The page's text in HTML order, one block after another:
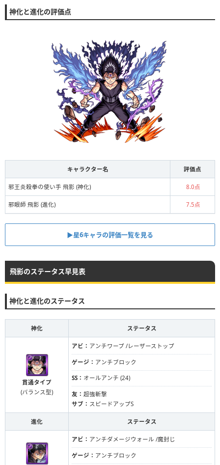
神化と進化の評価点
キャラクター名 評価点
邪王炎殺拳の使い手 飛影 (神化) 8.0点
邪眼師 飛影 (進化) 7.5点
▶星6キャラの評価一覧を見る
飛影のステータス早見表
神化と進化のステータス
神化 ステータス
貫通タイプ
(バランス型)
アビ： アンチワープ /レーザーストップ
ゲージ： アンチブロック
SS： オールアンチ (24)
友： 超強斬撃
サブ： スピードアップS
進化 ステータス
アビ： アンチダメージウォール /魔封じ
ゲージ： アンチブロック